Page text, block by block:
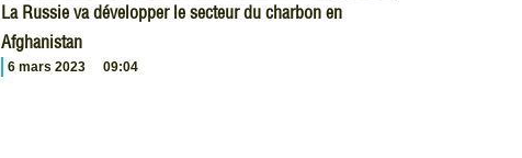
La Russie va développer le secteur du charbon en
Afghanistan
6 mars 2023 09:04